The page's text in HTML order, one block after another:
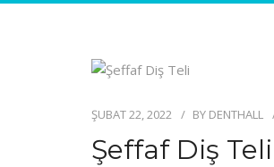
ŞUBAT 22, 2022 BY DENTHALL
Şeffaf Diş Teli